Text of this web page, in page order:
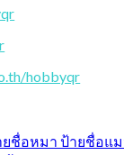
hobbyqr